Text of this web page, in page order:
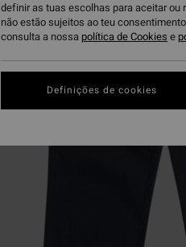
definir as tuas escolhas para aceitar
não estão sujeitos ao teu
consulta a nossa política de Cookies e
Definições de cookies